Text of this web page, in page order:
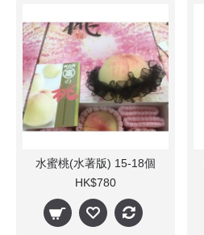
水蜜桃(水著版) 15-18個
HK$780